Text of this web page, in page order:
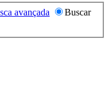
avançada
Buscar